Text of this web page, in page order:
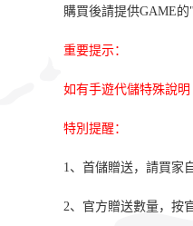
購買後請提供GAME
重要提示：
如有手遊代儲特殊說
特別提醒：
1、首儲贈送，請買家
2、官方贈送數量，按